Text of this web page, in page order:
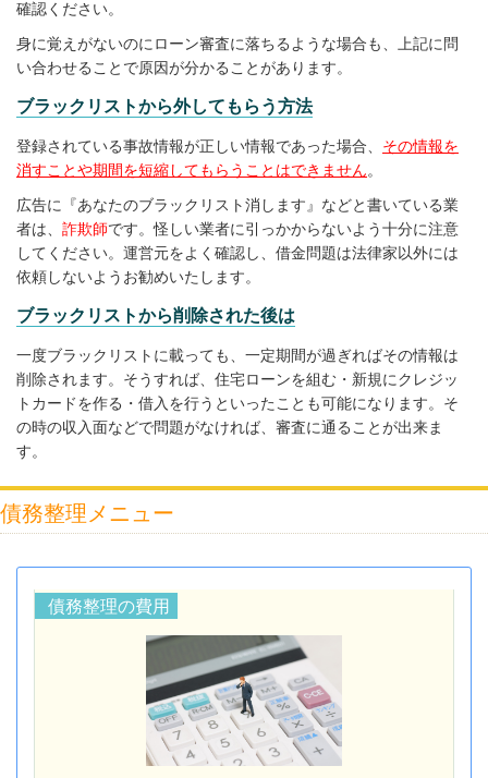
確認ください。
身に覚えがないのにローン審査に落ちるような場合も、上記に問
い合わせることで原因が分かることがあります。
ブラックリストから外してもらう方法
登録されている事故情報が正しい情報であった場合、 その情報を
消すことや期間を短縮してもらうことはできません。
広告に『あなたのブラックリスト消します』などと書いている業
者は、 詐欺師です。怪しい業者に引っかからないよう十分に注意
してください。運営元をよく確認し、借金問題は法律家以外には
依頼しないようお勧めいたします。
ブラックリストから削除された後は
一度ブラックリストに載っても、一定期間が過ぎればその情報は
削除されます。そうすれば、住宅ローンを組む・新規にクレジッ
トカードを作る・借入を行うといったことも可能になります。そ
の時の収入面などで問題がなければ、審査に通ることが出来ま
す。
債務整理メニュー
債務整理の費用